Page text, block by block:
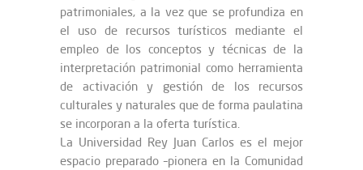
patrimoniales, a la vez que se profundiza en
el uso de recursos turísticos mediante el
empleo de los conceptos y técnicas de la
interpretación patrimonial como herramienta
de activación y gestión de los recursos
culturales y naturales que de forma paulatina
se incorporan a la oferta turística.
La Universidad Rey Juan Carlos es el mejor
espacio preparado –pionera en la Comunidad